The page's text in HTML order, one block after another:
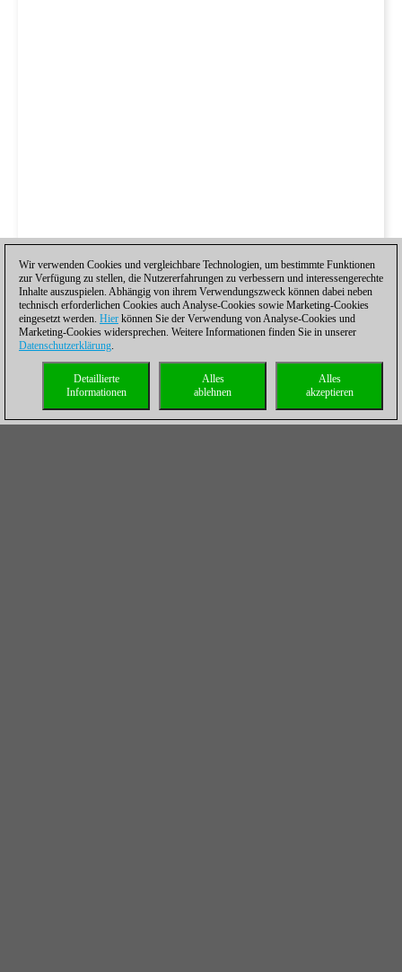
Wir verwenden Cookies und vergleichbare Technologien, um bestimmte Funktionen
zur Verfügung zu stellen, die Nutzererfahrungen zu verbessern und interessengerechte
Inhalte auszuspielen. Abhängig von ihrem Verwendungszweck können dabei neben
technisch erforderlichen Cookies auch Analyse-Cookies sowie Marketing-Cookies
eingesetzt werden. Hier können Sie der Verwendung von Analyse-Cookies und
Marketing-Cookies widersprechen. Weitere Informationen finden Sie in unserer
Datenschutzerklärung.
Alles
akzeptieren
Alles
ablehnen
Detaillierte
Informationen